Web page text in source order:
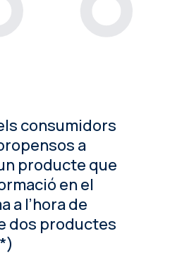
consumidors
a
producte que
en el
a l’hora de
dos productes